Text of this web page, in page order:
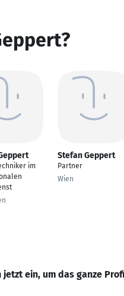
im
Stefan Geppert
Partner
Wien
jetzt ein, um das ganze